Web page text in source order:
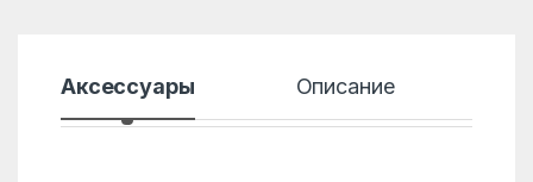
Аксессуары Описание